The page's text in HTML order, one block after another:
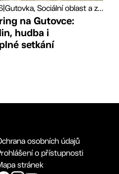
| Gutovka, Sociální oblast a zdravotnictví, Sport
na Gutovce:
hudba i
setkání
osobních údajů
o přístupnosti
stránek